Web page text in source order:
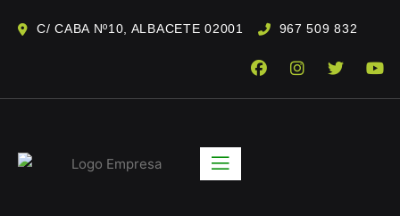
C/ CABA Nº10, ALBACETE 02001 967 509 832